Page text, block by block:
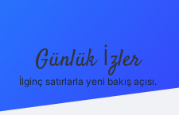
Günlük İzler
İlginç satırlarla yeni bakış açısı.